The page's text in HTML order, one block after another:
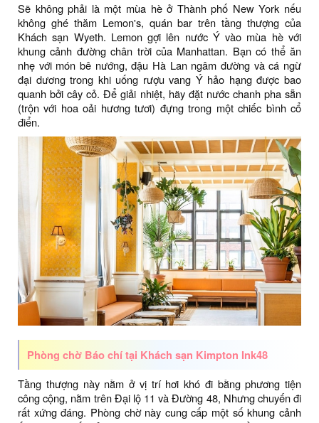
Sẽ không phải là một mùa hè ở Thành phố New York nếu
không ghé thăm Lemon's, quán bar trên tầng thượng của
Khách sạn Wyeth. Lemon gợi lên nước Ý vào mùa hè với
khung cảnh đường chân trời của Manhattan. Bạn có thể ăn
nhẹ với món bê nướng, đậu Hà Lan ngâm đường và cá ngừ
đại dương trong khi uống rượu vang Ý hảo hạng được bao
quanh bởi cây cỏ. Để giải nhiệt, hãy đặt nước chanh pha sẵn
(trộn với hoa oải hương tươi) đựng trong một chiếc bình cổ
điển.
Phòng chờ Báo chí tại Khách sạn Kimpton Ink48
Tầng thượng này nằm ở vị trí hơi khó đi bằng phương tiện
công cộng, nằm trên Đại lộ 11 và Đường 48, Nhưng chuyến đi
rất xứng đáng. Phòng chờ này cung cấp một số khung cảnh